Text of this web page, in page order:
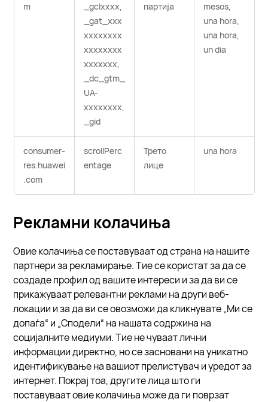
m
_gclxxxx,
_gat_xxx
xxxxxxxx
xxxxxxxx
xxxxxxx,
_dc_gtm_
UA-
xxxxxxxx,
_gid
партија
mesos,
una hora,
una hora,
un dia
consumer-
res.huawei
.com
scrollPerc
entage
Трето
лице
una hora
Рекламни колачиња
Овие колачиња се поставуваат од страна на нашите
партнери за рекламирање. Тие се користат за да се
создаде профил од вашите интереси и за да ви се
прикажуваат релевантни реклами на други веб-
локации и за да ви се овозможи да кликнувате „Ми се
допаѓа“ и „Сподели“ на нашата содржина на
социјалните медиуми. Тие не чуваат лични
информации директно, но се засновани на уникатно
идентификување на вашиот прелистувач и уредот за
интернет. Покрај тоа, другите лица што ги
поставуваат овие колачиња може да ги поврзат